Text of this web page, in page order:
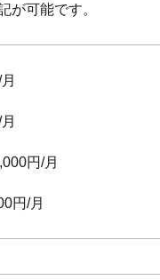
が可能です。
円/月
円/月